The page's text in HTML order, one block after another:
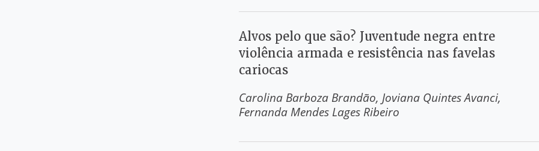
Alvos pelo que são? Juventude negra entre
violência armada e resistência nas favelas
cariocas
Carolina Barboza Brandão Joviana Quintes Avanci
Fernanda Mendes Lages Ribeiro